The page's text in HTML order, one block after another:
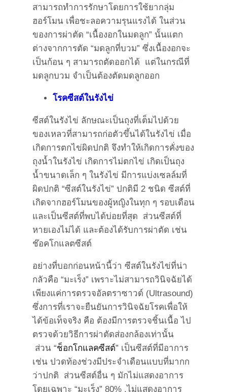
สามารถทำการรักษาโดยการใช้ยากลุ่ม
ฮอร์โมน เพื่อชะลอความรุนแรงได้ ในส่วน
ของการผ่าตัด “เนื้องอกในมดลูก” นั้นแตก
ต่างจากการตัด “มดลูกที่บวม” ซึ่งเนื้องอกจะ
เป็นก้อน ๆ สามารถตัดออกได้ แต่ในกรณีที่
มดลูกบวม จำเป็นต้องตัดมดลูกออก
โรคซีสต์ในรังไข่
ซีสต์ในรังไข่ ลักษณะเป็นถุงที่เต็มไปด้วย
ของเหลวที่สามารถก่อตัวขึ้นได้ในรังไข่ เมื่อ
เกิดการตกไข่ผิดปกติ จึงทำให้เกิดการคั่งของ
ถุงน้ำในรังไข่ เกิดการไม่ตกไข่ เกิดเป็นถุง
น้ำขนาดเล็ก ๆ ในรังไข่ มีการแบ่งเซลล์มที่
ผิดปกติ “ซีสต์ในรังไข่” ปกติมี 2 ชนิด ซีสต์ที่
เกิดจากฮอร์โมนของผู้หญิงในทุก ๆ รอบเดือน
และเป็นซีสต์ที่พบได้บ่อยที่สุด ส่วนซีสต์ที่
หายเองไม่ได้ และต้องได้รับการผ่าตัด เช่น
ช๊อคโกแลตซีสต์
อย่างที่บอกก่อนหน้านี้ว่า ซีสต์ในรังไข่ที่น่า
กลัวคือ “มะเร็ง” เพราะไม่สามารถวินิจฉัยได้
เพียงแค่การตรวจอัลตราซาวด์ (Ultrasound)
ซึ่งการที่เราจะยืนยันการวินิจฉัยโรคเพื่อให้
ได้ข้อเท็จจริง คือ ต้องมีการตรวจชิ้นเนื้อ ไป
ตรวจด้วยวิธีการผ่าตัดส่องกล้องเท่านั้น
ส่วน “ช็อกโกแลคซีสต์” เป็นซีสต์ที่มีอาการ
เช่น ปวดท้องช่วงมีประจำเดือนแบบที่มากก
ว่าปกติ ส่วนซีสต์อื่น ๆ มักไม่แสดงอาการ
โดยเฉพาะ “มะเร็ง” 80% ,ไม่แสดงอาการ